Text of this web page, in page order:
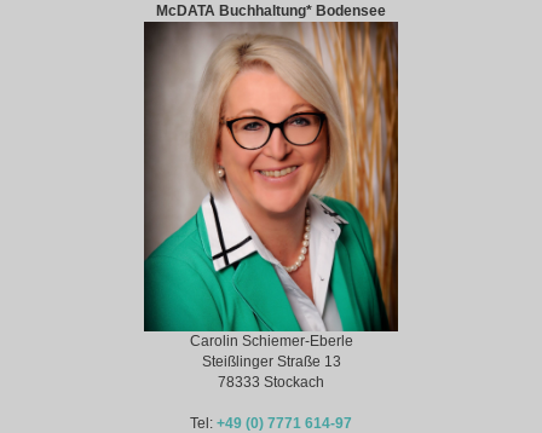
McDATA Buchhaltung* Bodensee
Carolin Schiemer-Eberle
Steißlinger Straße 13
78333 Stockach
Tel: +49 (0) 7771 614-97